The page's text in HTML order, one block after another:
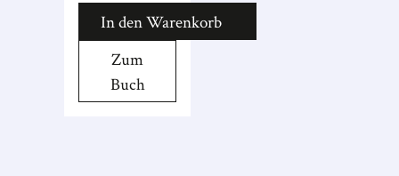
nach 75
Jahren endlich
auf Deutsch!
Zugleich
In den Warenkorb
Zum
Buch